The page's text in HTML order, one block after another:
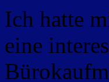
Ich hatte
eine